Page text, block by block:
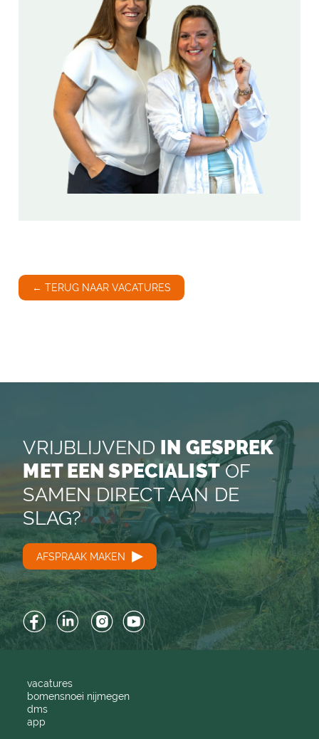
← TERUG NAAR VACATURES
VRIJBLIJVEND IN GESPREK
MET EEN SPECIALISTOF
SAMEN DIRECT AAN DE
SLAG?
AFSPRAAK MAKEN
FacebookLinkedInInstagramYouTube
vacatures
bomensnoei nijmegen
dms
app